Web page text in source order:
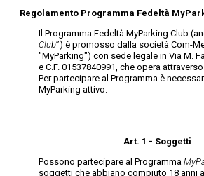
Regolamento Programma Fedeltà
Il Programma Fedeltà MyParking Club
Club”) è promosso dalla società Com-
"MyParking") con sede legale in Via M.
e C.F. 01537840991, che opera
Per partecipare al Programma è
MyParking attivo.
Art. 1 - Soggetti
Possono partecipare al Programma
soggetti che abbiano compiuto 18 anni